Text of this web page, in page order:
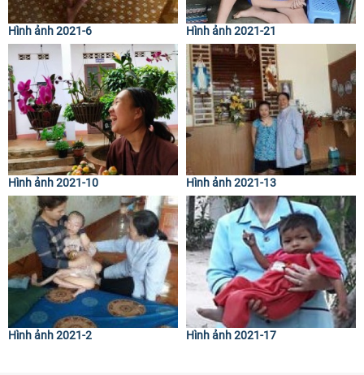
Hình ảnh 2021-6 Hình ảnh 2021-21
Hình ảnh 2021-10 Hình ảnh 2021-13
Hình ảnh 2021-2 Hình ảnh 2021-17